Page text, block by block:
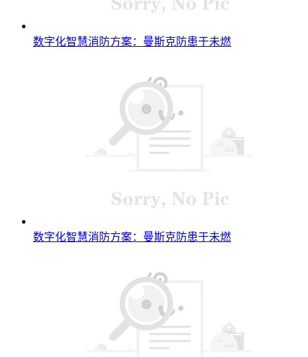
数字化智慧消防方案：曼斯克防患于未燃
数字化智慧消防方案：曼斯克防患于未燃